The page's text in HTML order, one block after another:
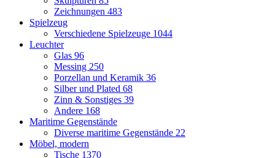
Zeichnungen 483
Spielzeug
Verschiedene Spielzeuge 1044
Leuchter
Glas 96
Messing 250
Porzellan und Keramik 36
Silber und Plated 68
Zinn & Sonstiges 39
Andere 168
Maritime Gegenstände
Diverse maritime Gegenstände 22
Möbel, modern
Tische 1370